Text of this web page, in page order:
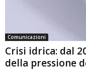
Comunicazioni
Crisi idrica: dal
della pressione